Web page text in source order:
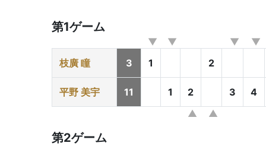
第1ゲーム
枝廣 瞳 3 1 2
平野 美宇 11 1 2 3 4
第2ゲーム